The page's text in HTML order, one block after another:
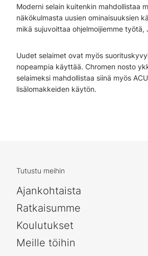
Moderni selain kuitenkin mahdollistaa
näkökulmasta uusien ominaisuuksien
mikä sujuvoittaa ohjelmoijiemme työtä,
Uudet selaimet ovat myös
nopeampia käyttää. Chromen nosto
selaimeksi mahdollistaa siinä myös
lisälomakkeiden käytön.
Tutustu meihin
Ajankohtaista
Ratkaisumme
Koulutukset
Meille töihin